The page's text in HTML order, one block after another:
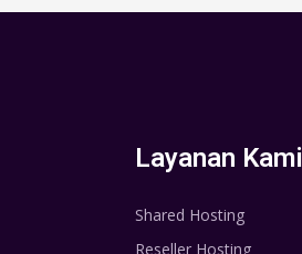
Layanan Kami
Shared Hosting
Reseller Hosting